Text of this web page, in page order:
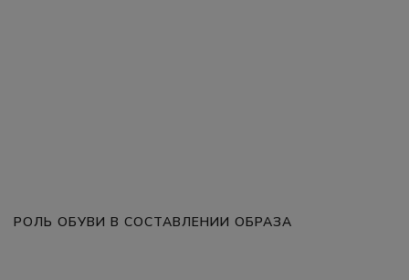
РОЛЬ ОБУВИ В СОСТАВЛЕНИИ ОБРАЗА